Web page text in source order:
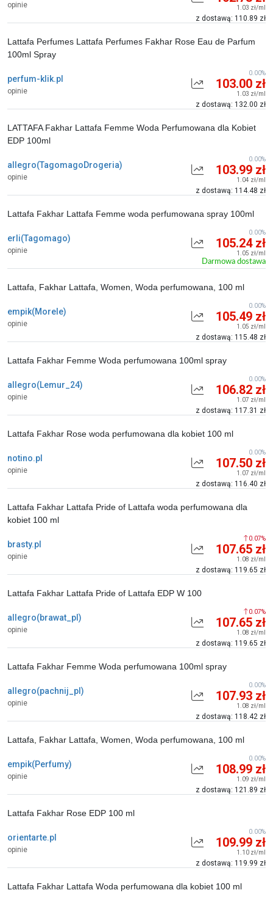
opinie 1.03 zł/ml
z dostawą: 110.89 zł
perfum-klik.pl
opinie
Lattafa Perfumes Lattafa Perfumes Fakhar Rose Eau de Parfum
100ml Spray
103.00 zł
1.03 zł/ml
z dostawą: 132.00 zł
0.00%
allegro(TagomagoDrogeria)
opinie
LATTAFA Fakhar Lattafa Femme Woda Perfumowana dla Kobiet
EDP 100ml
103.99 zł
1.04 zł/ml
z dostawą: 114.48 zł
0.00%
erli(Tagomago)
opinie
Lattafa Fakhar Lattafa Femme woda perfumowana spray 100ml
105.24 zł
1.05 zł/ml
Darmowa dostawa
0.00%
empik(Morele)
opinie
Lattafa, Fakhar Lattafa, Women, Woda perfumowana, 100 ml
105.49 zł
1.05 zł/ml
z dostawą: 115.48 zł
0.00%
allegro(Lemur_24)
opinie
Lattafa Fakhar Femme Woda perfumowana 100ml spray
106.82 zł
1.07 zł/ml
z dostawą: 117.31 zł
0.00%
notino.pl
opinie
Lattafa Fakhar Rose woda perfumowana dla kobiet 100 ml
107.50 zł
1.07 zł/ml
z dostawą: 116.40 zł
0.00%
brasty.pl
opinie
Lattafa Fakhar Lattafa Pride of Lattafa woda perfumowana dla
kobiet 100 ml
107.65 zł
1.08 zł/ml
z dostawą: 119.65 zł
0.07%
allegro(brawat_pl)
opinie
Lattafa Fakhar Lattafa Pride of Lattafa EDP W 100
107.65 zł
1.08 zł/ml
z dostawą: 119.65 zł
0.07%
allegro(pachnij_pl)
opinie
Lattafa Fakhar Femme Woda perfumowana 100ml spray
107.93 zł
1.08 zł/ml
z dostawą: 118.42 zł
0.00%
empik(Perfumy)
opinie
Lattafa, Fakhar Lattafa, Women, Woda perfumowana, 100 ml
108.99 zł
1.09 zł/ml
z dostawą: 121.89 zł
0.00%
orientarte.pl
opinie
Lattafa Fakhar Rose EDP 100 ml
109.99 zł
1.10 zł/ml
z dostawą: 119.99 zł
0.00%
Lattafa Fakhar Lattafa Woda perfumowana dla kobiet 100 ml